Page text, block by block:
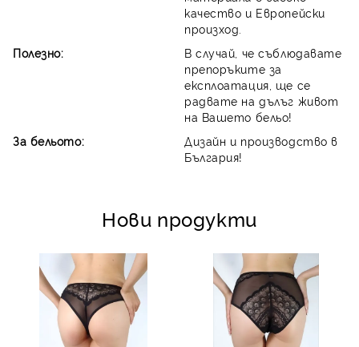
качество и Европейски
произход.
Полезно:
В случай, че съблюдавате
препоръките за
експлоатация, ще се
радвате на дълъг живот
на Вашето бельо!
За бельото:
Дизайн и производство в
България!
Нови продукти